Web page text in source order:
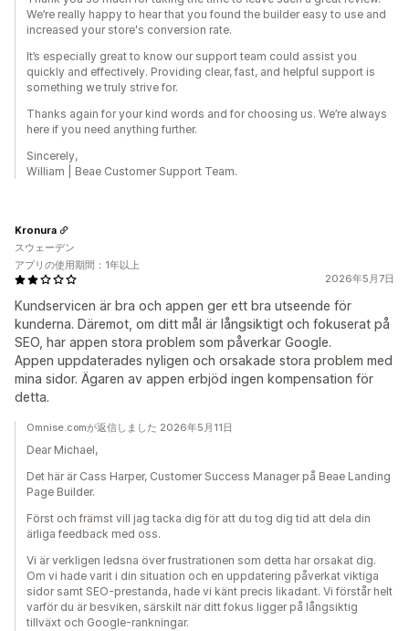
We’re really happy to hear that you found the builder easy to use and
increased your store's conversion rate.
It’s especially great to know our support team could assist you
quickly and effectively. Providing clear, fast, and helpful support is
something we truly strive for.
Thanks again for your kind words and for choosing us. We’re always
here if you need anything further.
Sincerely,
William | Beae Customer Support Team.
2026年5月7日
Kundservicen är bra och appen ger ett bra utseende för
kunderna. Däremot, om ditt mål är långsiktigt och fokuserat på
SEO, har appen stora problem som påverkar Google.
Appen uppdaterades nyligen och orsakade stora problem med
mina sidor. Ägaren av appen erbjöd ingen kompensation för
detta.
Kronura
スウェーデン
アプリの使用期間：1年以上
Omnise.comが返信しました 2026年5月11日
Dear Michael,
Det här är Cass Harper, Customer Success Manager på Beae Landing
Page Builder.
Först och främst vill jag tacka dig för att du tog dig tid att dela din
ärliga feedback med oss.
Vi är verkligen ledsna över frustrationen som detta har orsakat dig.
Om vi hade varit i din situation och en uppdatering påverkat viktiga
sidor samt SEO-prestanda, hade vi känt precis likadant. Vi förstår helt
varför du är besviken, särskilt när ditt fokus ligger på långsiktig
tillväxt och Google-rankningar.